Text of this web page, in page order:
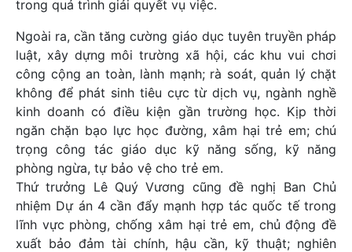
trong quá trình giải quyết vụ việc.
Ngoài ra, cần tăng cường giáo dục tuyên truyền pháp
luật, xây dựng môi trường xã hội, các khu vui chơi
công cộng an toàn, lành mạnh; rà soát, quản lý chặt
không để phát sinh tiêu cực từ dịch vụ, ngành nghề
kinh doanh có điều kiện gần trường học. Kịp thời
ngăn chặn bạo lực học đường, xâm hại trẻ em; chú
trọng công tác giáo dục kỹ năng sống, kỹ năng
phòng ngừa, tự bảo vệ cho trẻ em.
Thứ trưởng Lê Quý Vương cũng đề nghị Ban Chủ
nhiệm Dự án 4 cần đẩy mạnh hợp tác quốc tế trong
lĩnh vực phòng, chống xâm hại trẻ em, chủ động đề
xuất bảo đảm tài chính, hậu cần, kỹ thuật; nghiên